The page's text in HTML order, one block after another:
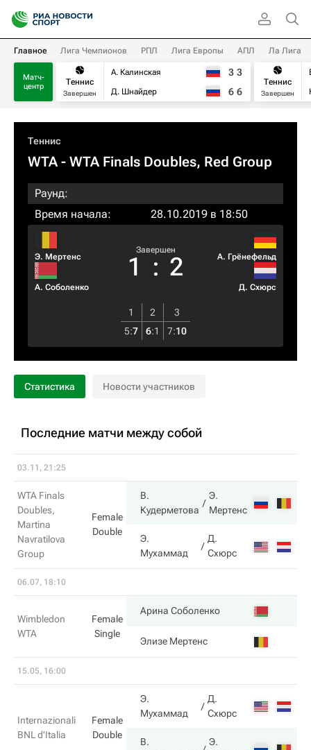
Главное Лига Чемпионов РПЛ Лига Европы АПЛ Ла Лига
Матч-
центр
Теннис
Завершен
А. Калинская
Д. Шнайдер
3 3
6 6
Теннис
Завершен
Теннис
WTA- WTA Finals Doubles, Red Group
Раунд:
Время начала:
28.10.2019 в 18:50
Э. Мертенс
А. Соболенко
Завершен
1 : 2 А. Грёнефельд
Д. Схюрс
1 2
3
5:7 6:1 7:10
Статистика Новости участников
Последние матчи между собой
03.11, 21:25
WTA Finals
Doubles,
Martina
Navratilova
Group
Female
Double
В.
Кудерметова
Э.
Мертенс
Э.
Мухаммад
Д.
Схюрс
06.07, 18:10
Wimbledon
WTA
Female
Single
Арина Соболенко
Элизе Мертенс
15.05, 16:00
Internazionali
BNL d'Italia
Female
Double
Э.
Мухаммад
Д.
Схюрс
В.
Э.